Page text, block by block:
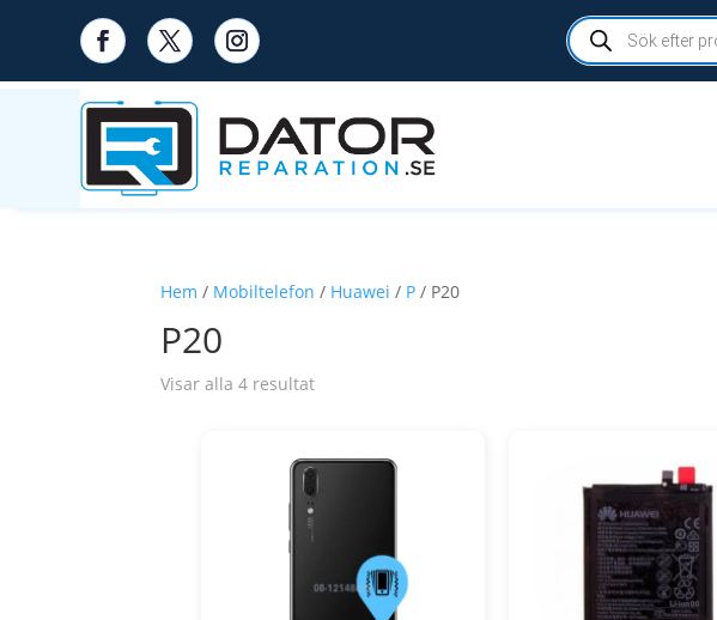
Products
search
Hem / Mobiltelefon / Huawei / P / P20
P20
Visar alla 4 resultat